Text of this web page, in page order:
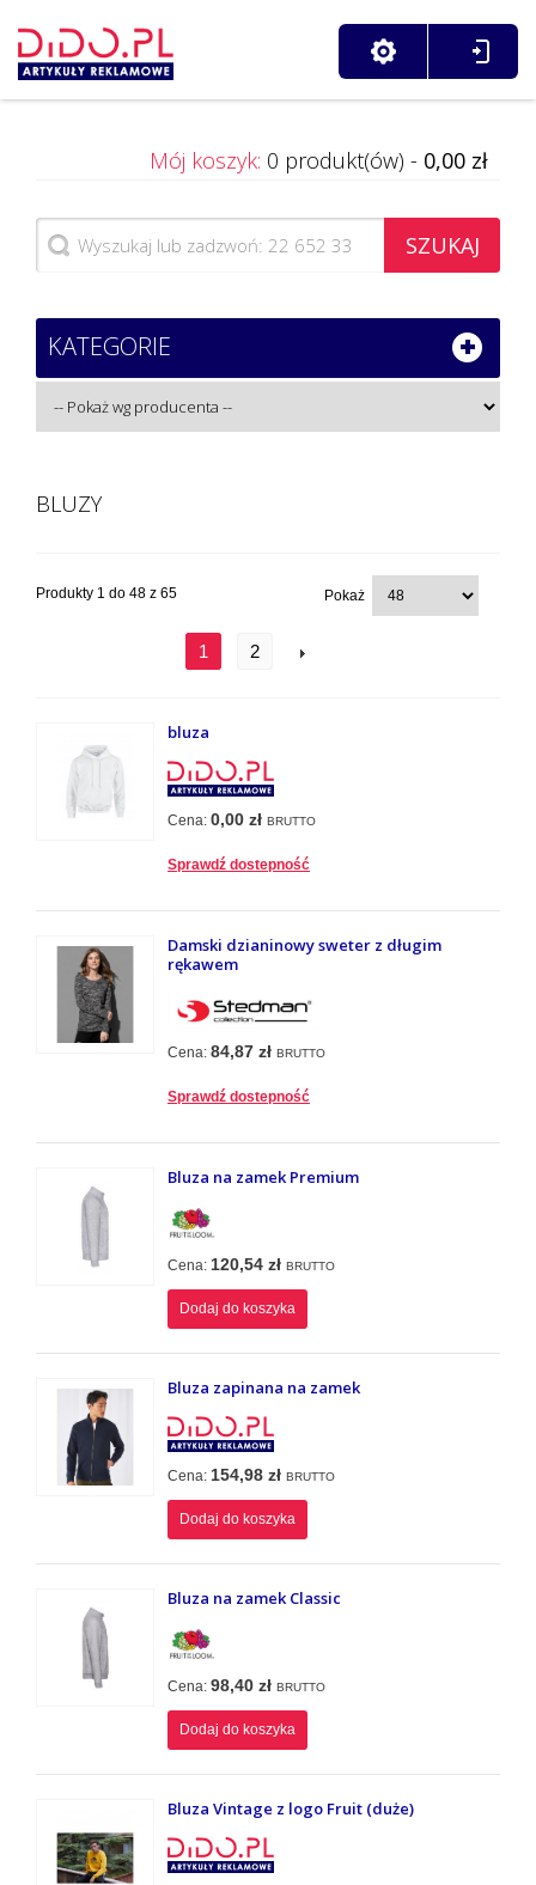
Mój koszyk: 0 produkt(ów) - 0,00 zł
SZUKAJ
KATEGORIE
BLUZY
Produkty 1 do 48 z 65 Pokaż
1 2
bluza
Cena: 0,00 zł BRUTTO
Sprawdź dostepność
Damski dzianinowy sweter z długim
rękawem
Cena: 84,87 zł BRUTTO
Sprawdź dostepność
Bluza na zamek Premium
Cena: 120,54 zł BRUTTO
Dodaj do koszyka
Bluza zapinana na zamek
Cena: 154,98 zł BRUTTO
Dodaj do koszyka
Bluza na zamek Classic
Cena: 98,40 zł BRUTTO
Dodaj do koszyka
Bluza Vintage z logo Fruit (duże)